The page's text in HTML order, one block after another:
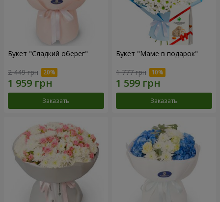
Букет "Сладкий оберег"
2 449 грн
Заказать
Букет "Маме в подарок"
1 777 грн
Заказать